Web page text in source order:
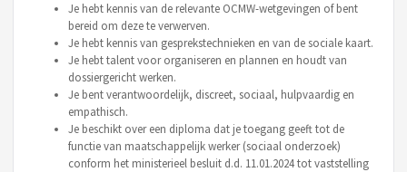
Je hebt kennis van de relevante OCMW-wetgevingen of bent
bereid om deze te verwerven.
Je hebt kennis van gesprekstechnieken en van de sociale kaart.
Je hebt talent voor organiseren en plannen en houdt van
dossiergericht werken.
Je bent verantwoordelijk, discreet, sociaal, hulpvaardig en
empathisch.
Je beschikt over een diploma dat je toegang geeft tot de
functie van maatschappelijk werker (sociaal onderzoek)
conform het ministerieel besluit d.d. 11.01.2024 tot vaststelling